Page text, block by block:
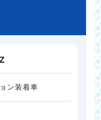
ン装着車